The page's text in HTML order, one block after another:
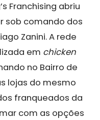
Franchising abriu
sob comando dos
Zanini. A rede
em chicken
no Bairro de
lojas do mesmo
franqueados da
com as opções